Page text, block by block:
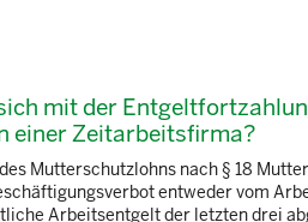
mit der
einer Zeitarbeitsfirma?
Mutterschutzlohns nach § 18
entweder vom
Arbeitsentgelt der letzten drei